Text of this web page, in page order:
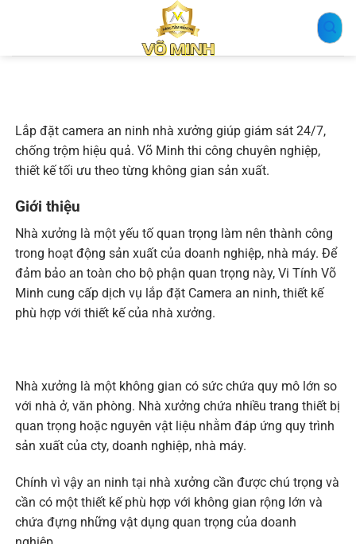
Lắp đặt camera an ninh nhà xưởng giúp giám sát 24/7,
chống trộm hiệu quả. Võ Minh thi công chuyên nghiệp,
thiết kế tối ưu theo từng không gian sản xuất.
Giới thiệu
Nhà xưởng là một yếu tố quan trọng làm nên thành công
trong hoạt động sản xuất của doanh nghiệp, nhà máy. Để
đảm bảo an toàn cho bộ phận quan trọng này, Vi Tính Võ
Minh cung cấp dịch vụ lắp đặt Camera an ninh, thiết kế
phù hợp với thiết kế của nhà xưởng.
Nhà xưởng là một không gian có sức chứa quy mô lớn so
với nhà ở, văn phòng. Nhà xưởng chứa nhiều trang thiết bị
quan trọng hoặc nguyên vật liệu nhằm đáp ứng quy trình
sản xuất của cty, doanh nghiệp, nhà máy.
Chính vì vậy an ninh tại nhà xưởng cần được chú trọng và
cần có một thiết kế phù hợp với không gian rộng lớn và
chứa đựng những vật dụng quan trọng của doanh